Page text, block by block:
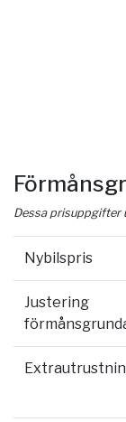
Dessa prisuppgifter
Nybilspris
Justering